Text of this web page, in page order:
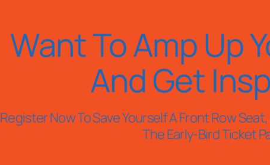
Want To Amp Up
And Get
Register Now To Save Yourself A Front Row
The Early-Bird Ticket